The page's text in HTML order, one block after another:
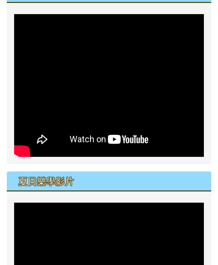
夏日樂學影片